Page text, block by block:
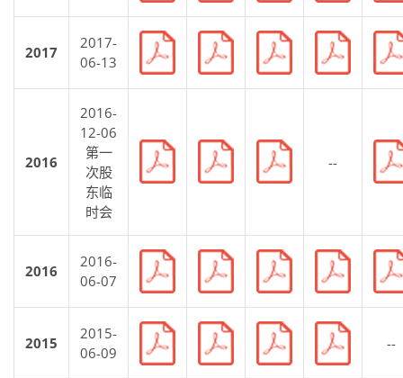
2017
2017-
06-13
2016
2016-
12-06
第一
次股
东临
时会
--
2016
2016-
06-07
2015
2015-
06-09
--